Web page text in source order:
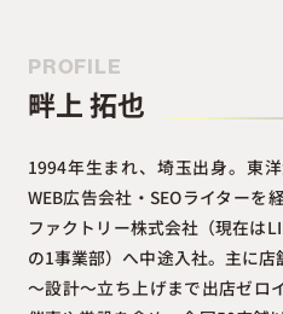
PROFILE
畔上 拓也
1994年生まれ、埼玉出身。東
WEB広告会社・SEOライターを
ファクトリー株式会社（現在は
の1事業部）へ中途入社。主に
～設計～立ち上げまで出店ゼロ